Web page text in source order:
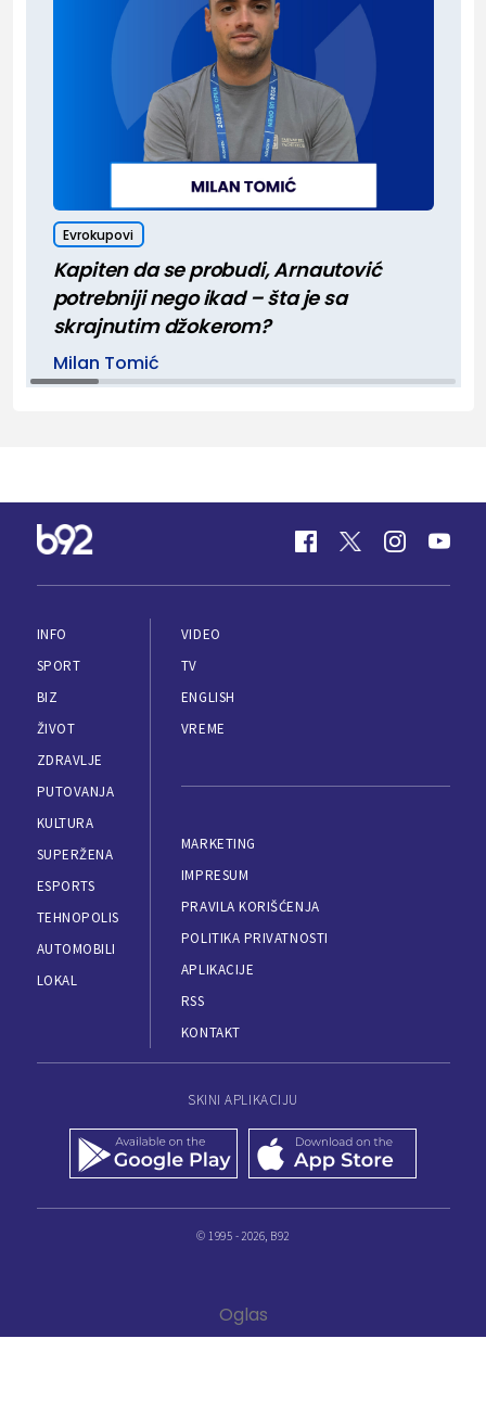
Evrokupovi
Kapiten da se probudi, Arnautović
potrebniji nego ikad – šta je sa
skrajnutim džokerom?
Milan Tomić
INFO
SPORT
BIZ
ŽIVOT
ZDRAVLJE
PUTOVANJA
KULTURA
SUPERŽENA
ESPORTS
TEHNOPOLIS
AUTOMOBILI
LOKAL
VIDEO
TV
ENGLISH
VREME
MARKETING
IMPRESUM
PRAVILA KORIŠĆENJA
POLITIKA PRIVATNOSTI
APLIKACIJE
RSS
KONTAKT
SKINI APLIKACIJU
© 1995 - 2026, B92